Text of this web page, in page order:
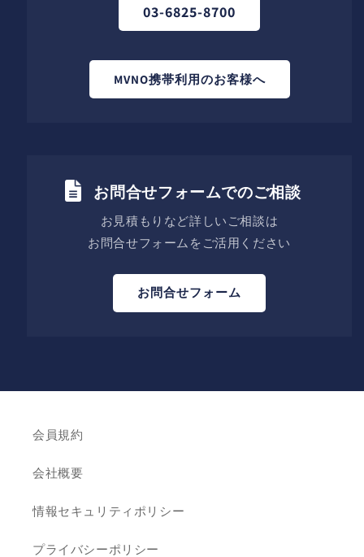
03-6825-8700
MVNO携帯利用のお客様へ
お問合せフォームでのご相談
お見積もりなど詳しいご相談は
お問合せフォームをご活用ください
お問合せフォーム
会員規約
会社概要
情報セキュリティポリシー
プライバシーポリシー